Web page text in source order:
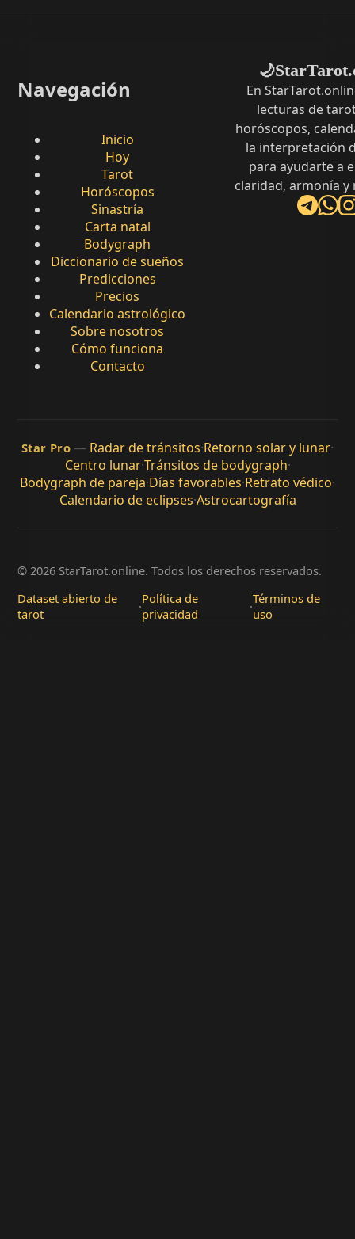
Navegación
Inicio
Hoy
Tarot
Horóscopos
Sinastría
Carta natal
Bodygraph
Diccionario de sueños
Predicciones
Precios
Calendario astrológico
Sobre nosotros
Cómo funciona
Contacto
🌙
En
lecturas de
horóscopos,
la interpretación
para ayudarte a
claridad, armonía y
Star Pro — Radar de tránsitos·Retorno solar y lunar·
Centro lunar·Tránsitos de bodygraph·
Bodygraph de pareja·Días favorables·Retrato védico·
Calendario de eclipses·Astrocartografía
© 2026 StarTarot.online. Todos los derechos reservados.
Dataset abierto de
tarot
·Política de
privacidad
·Términos de
uso